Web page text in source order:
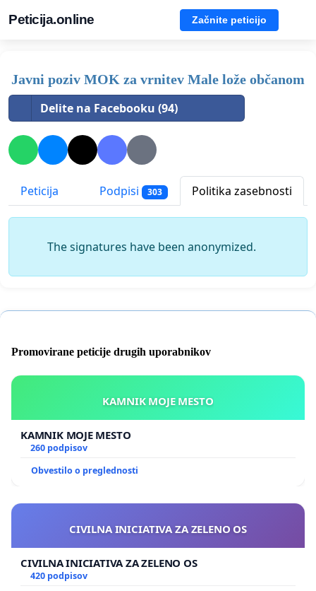
Peticija.online Začnite peticijo
Javni poziv MOK za vrnitev Male lože občanom
Delite na Facebooku (94)
Peticija Podpisi 303 Politika zasebnosti
The signatures have been anonymized.
Promovirane peticije drugih uporabnikov
KAMNIK MOJE MESTO
KAMNIK MOJE MESTO
260 podpisov
Obvestilo o preglednosti
CIVILNA INICIATIVA ZA ZELENO OS
CIVILNA INICIATIVA ZA ZELENO OS
420 podpisov